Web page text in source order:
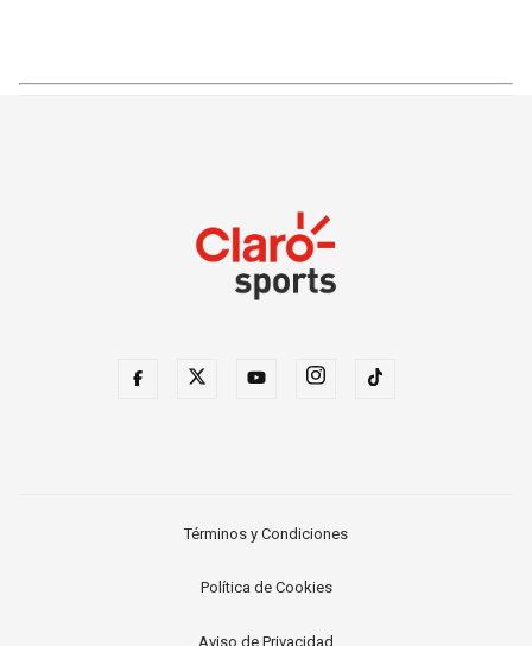
Términos y Condiciones
Política de Cookies
Aviso de Privacidad